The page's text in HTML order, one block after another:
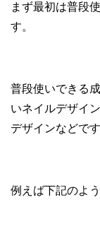
まず最初は普段
す。
普段使いできる
いネイルデザイ
デザインなどです
例えば下記のよ